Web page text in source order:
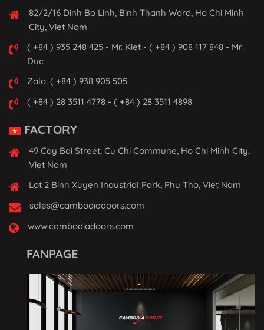
82/2/16 Dinh Bo Linh, Binh Thanh Ward, Ho Chi Minh
City, Viet Nam
( +84 ) 935 248 425 - Mr. Kiet - ( +84 ) 908 117 848 - Mr.
Duc
Zalo: ( +84 ) 938 905 505
( +84 ) 28 3511 4778 - ( +84 ) 28 3511 4898
FACTORY
49 Cay Bai Street, Cu Chi Commune, Ho Chi Minh City,
Viet Nam
Lot 2 Binh Xuyen Industrial Park, Phu Tho, Viet Nam
sales@cambodiadoors.com
www.cambodiadoors.com
FANPAGE